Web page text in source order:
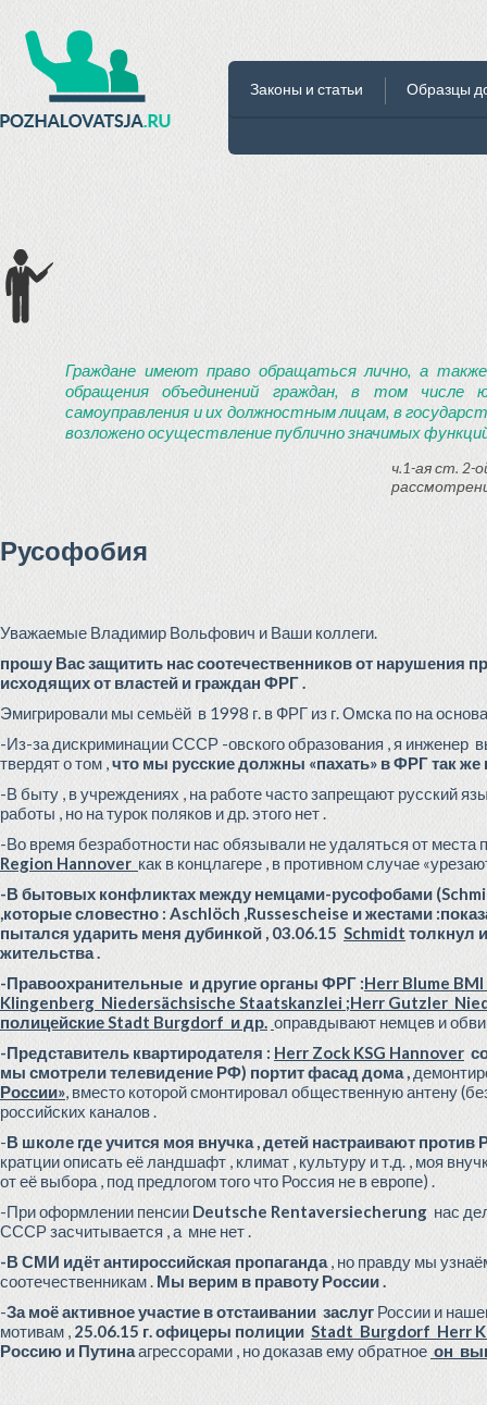
Законы и статьи Образцы
Граждане имеют право обращаться лично, а
обращения объединений граждан, в том числе
самоуправления и их должностным лицам, в
возложено осуществление публично значимых
ч.1-ая ст. 2-
Русофобия
Уважаемые Владимир Вольфович и
прошу Вас защитить нас соотечественников от нарушения
исходящих от властей и граждан ФРГ .
Эмигрировали мы семьёй в 1998 г. в ФРГ из г. Омска по на
-Из-за дискриминации СССР -овского образования , я инженер
твердят о том ,что мы русские должны «пахать» в ФРГ так
-В быту , в учреждениях , на работе часто запрещают русский
работы , но на турок поляков и др. этого нет .
-Во время безработности нас обязывали не удаляться от
Region Hannover как в концлагере , в противном случае
-В бытовых конфликтах между немцами-русофобами
,которые словестно : Aschlöch ,Russescheise и жестами :
пытался ударить меня дубинкой , 03.06.15 Schmidt толкнул
жительства .
-Правоохранительные и другие органы ФРГ :Herr Blume
Klingenberg Niedersächsische Staatskanzlei ;Herr Gutzler
полицейские Stadt Burgdorf и др. оправдывают немцев и
-Представитель квартиродателя : Herr Zock KSG Hannover
мы смотрели телевидение РФ) портит фасад дома ,
России», вместо которой смонтировал общественную антену
российских каналов .
-В школе где учится моя внучка , детей настраивают против
кратции описать её ландшафт , климат , культуру и т.д. , моя
от её выбора , под предлогом того что Россия не в европе) .
-При оформлении пенсии Deutsche Rentaversiecherung нас
СССР засчитывается , а мне нет .
-В СМИ идёт антироссийская пропаганда, но правду мы
соотечественникам . Мы верим в правоту России .
-За моё активное участие в отстаивании заслуг России и
мотивам , 25.06.15 г. офицеры полиции Stadt Burgdorf Herr
Россию и Путинаагрессорами , но доказав ему обратное он